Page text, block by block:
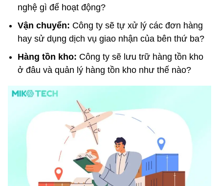
nghệ gì để hoạt động?
Vận chuyển: Công ty sẽ tự xử lý các đơn hàng
hay sử dụng dịch vụ giao nhận của bên thứ ba?
Hàng tồn kho: Công ty sẽ lưu trữ hàng tồn kho
ở đâu và quản lý hàng tồn kho như thế nào?